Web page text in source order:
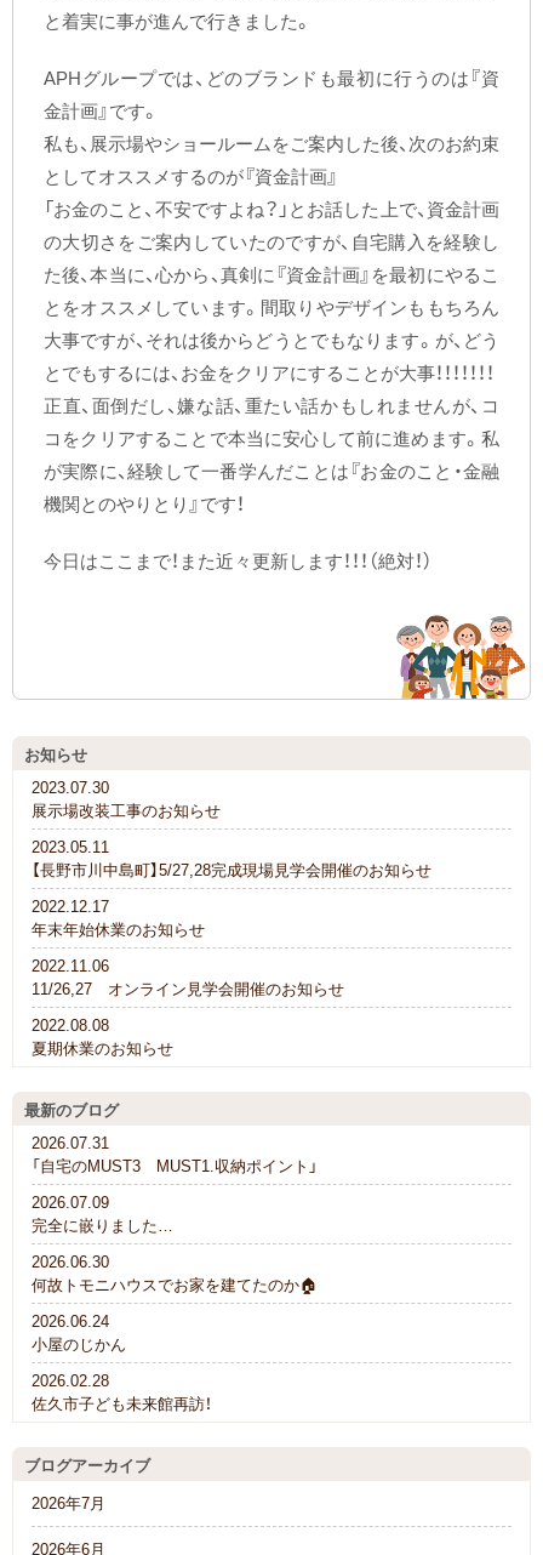
と着実に事が進んで行きました。
APHグループでは、どのブランドも最初に行うのは『資
金計画』です。
私も、展示場やショールームをご案内した後、次のお約束
としてオススメするのが『資金計画』
「お金のこと、不安ですよね？」とお話した上で、資金計画
の大切さをご案内していたのですが、自宅購入を経験し
た後、本当に、心から、真剣に『資金計画』を最初にやるこ
とをオススメしています。間取りやデザインももちろん
大事ですが、それは後からどうとでもなります。が、どう
とでもするには、お金をクリアにすることが大事！！！！！！！
正直、面倒だし、嫌な話、重たい話かもしれませんが、コ
コをクリアすることで本当に安心して前に進めます。私
が実際に、経験して一番学んだことは『お金のこと・金融
機関とのやりとり』です！
今日はここまで！また近々更新します！！！（絶対！）
お知らせ
2023.07.30
展示場改装工事のお知らせ
2023.05.11
【長野市川中島町】5/27,28完成現場見学会開催のお知らせ
2022.12.17
年末年始休業のお知らせ
2022.11.06
11/26,27 オンライン見学会開催のお知らせ
2022.08.08
夏期休業のお知らせ
最新のブログ
2026.07.31
「自宅のMUST3 MUST1.収納ポイント」
2026.07.09
完全に嵌りました…
2026.06.30
何故トモニハウスでお家を建てたのか🏠
2026.06.24
小屋のじかん
2026.02.28
佐久市子ども未来館再訪！
ブログアーカイブ
2026年7月
2026年6月